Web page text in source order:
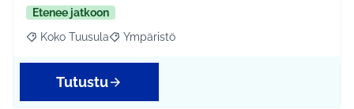
Etenee jatkoon
Rajaa tulokset aihepiirin mukaan: Koko Tuusula
Koko Tuusula Rajaa tulokset teeman mukaan: Ympäristö
Ympäristö
Tutustu